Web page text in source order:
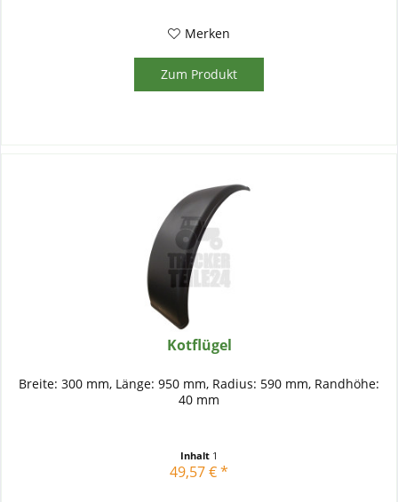
Merken
Zum Produkt
Kotflügel
Breite: 300 mm, Länge: 950 mm, Radius: 590 mm, Randhöhe:
40 mm
Inhalt 1
49,57 € *